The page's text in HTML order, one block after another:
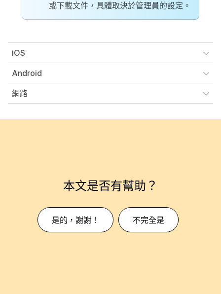
或下載文件，具體取決於管理員的設定。
iOS
Android
網路
本文是否有幫助？
是的，謝謝！ 不完全是